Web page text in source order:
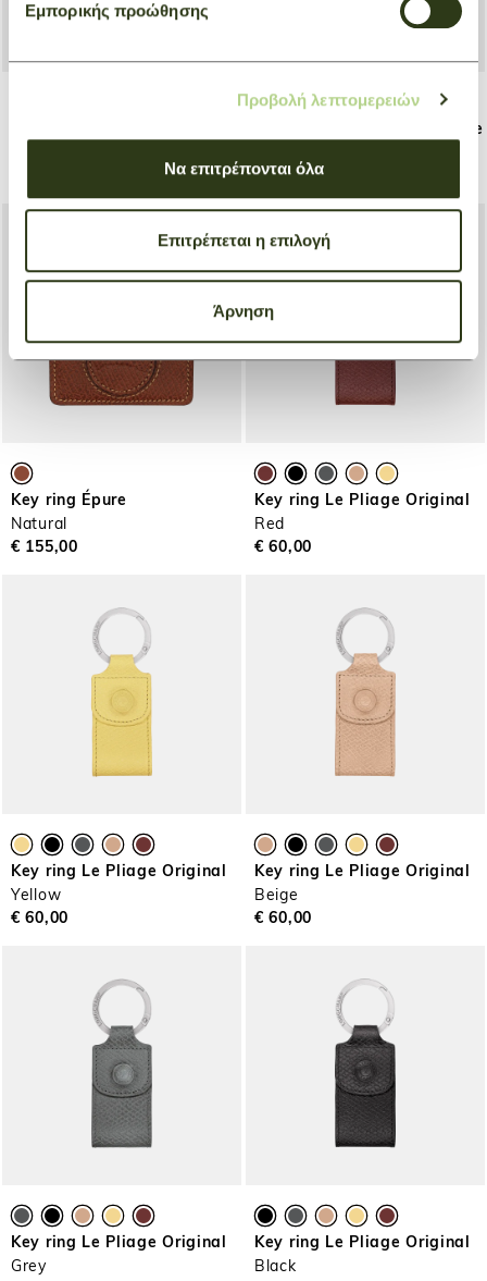
Εμπορικής προώθησης
Προβολή λεπτομερειών
Να επιτρέπονται όλα
Επιτρέπεται η επιλογή
Άρνηση
Travel bag XL Le Pliage One
€ 180,00
Key ring Épure
Natural
€ 155,00
Key ring Le Pliage Original
Red
€ 60,00
Key ring Le Pliage Original
Yellow
€ 60,00
Key ring Le Pliage Original
Beige
€ 60,00
Key ring Le Pliage Original
Grey
Key ring Le Pliage Original
Black